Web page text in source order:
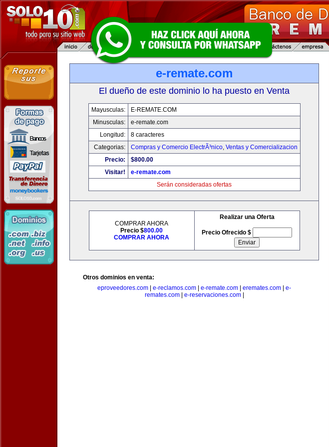
e-remate.com
El dueño de este dominio lo ha puesto en Venta
Mayusculas:
E-REMATE.COM
Minusculas:
e-remate.com
Longitud:
8 caracteres
Categorias:
Compras y Comercio ElectrÃ³nico, Ventas y Comercializacion
Precio:
$800.00
Visitar!
e-remate.com
Serán consideradas ofertas
COMPRAR AHORA
Precio $800.00
COMPRAR AHORA
Realizar una Oferta
Precio Ofrecido $
Otros dominios en venta:
eproveedores.com
e-reclamos.com e-remate.com eremates.com
e-
remates.com| e-reservaciones.com|